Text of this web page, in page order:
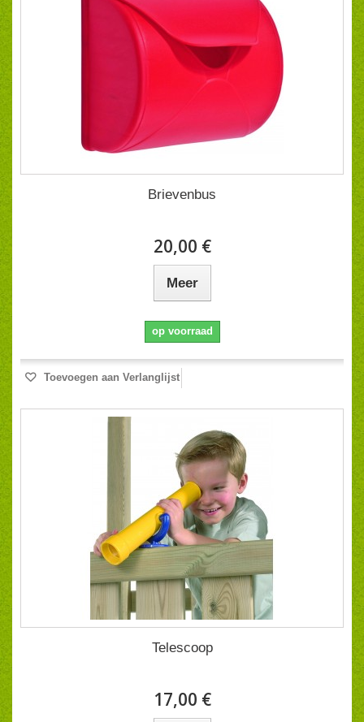
Brievenbus
20,00 €
Meer
op voorraad
Toevoegen aan Verlanglijst
Telescoop
17,00 €